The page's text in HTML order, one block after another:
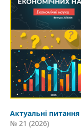
Актуальні
№ 21 (2026)